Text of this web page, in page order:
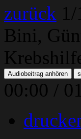
zurück 1 /
Bini,
Audiobeitrag anhören
00:00 /